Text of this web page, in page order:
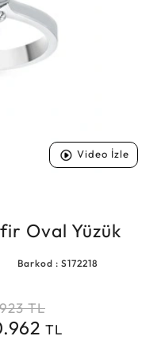
Video İzle
Oval Yüzük
Barkod : S172218
TL
TL